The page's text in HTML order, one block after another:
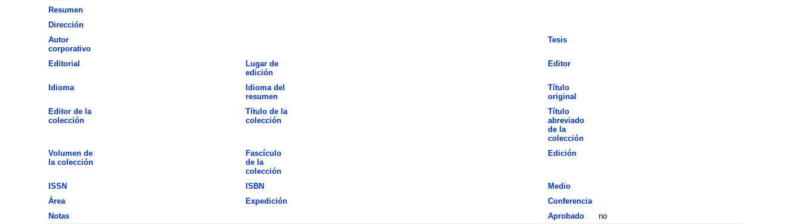
Resumen
Dirección
Autor
corporativo
Tesis
Editorial
Lugar de
edición
Editor
Idioma
Idioma del
resumen
Título
original
Editor de la
colección
Título de la
colección
Título
abreviado
de la
colección
Volumen de
la colección
Fascículo
de la
colección
Edición
ISSN ISBN
Medio
Área
Expedición
Conferencia
Notas
Aprobado
no